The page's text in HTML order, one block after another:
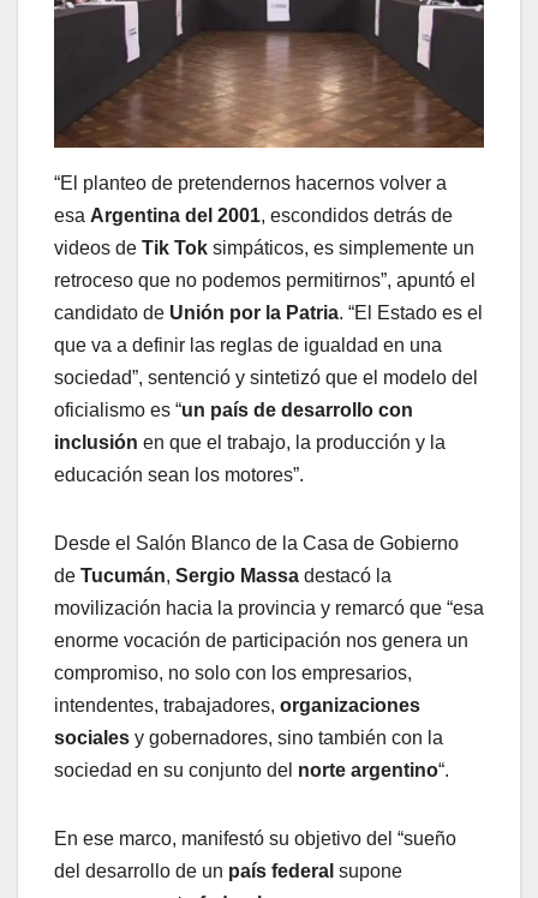
“El planteo de pretendernos hacernos volver a
esa Argentina del 2001, escondidos detrás de
videos de Tik Tok simpáticos, es simplemente un
retroceso que no podemos permitirnos”, apuntó el
candidato de Unión por la Patria. “El Estado es el
que va a definir las reglas de igualdad en una
sociedad”, sentenció y sintetizó que el modelo del
oficialismo es “un país de desarrollo con
inclusión en que el trabajo, la producción y la
educación sean los motores”.
Desde el Salón Blanco de la Casa de Gobierno
de Tucumán, Sergio Massa destacó la
movilización hacia la provincia y remarcó que “esa
enorme vocación de participación nos genera un
compromiso, no solo con los empresarios,
intendentes, trabajadores, organizaciones
sociales y gobernadores, sino también con la
sociedad en su conjunto del norte argentino“.
En ese marco, manifestó su objetivo del “sueño
del desarrollo de un país federal supone